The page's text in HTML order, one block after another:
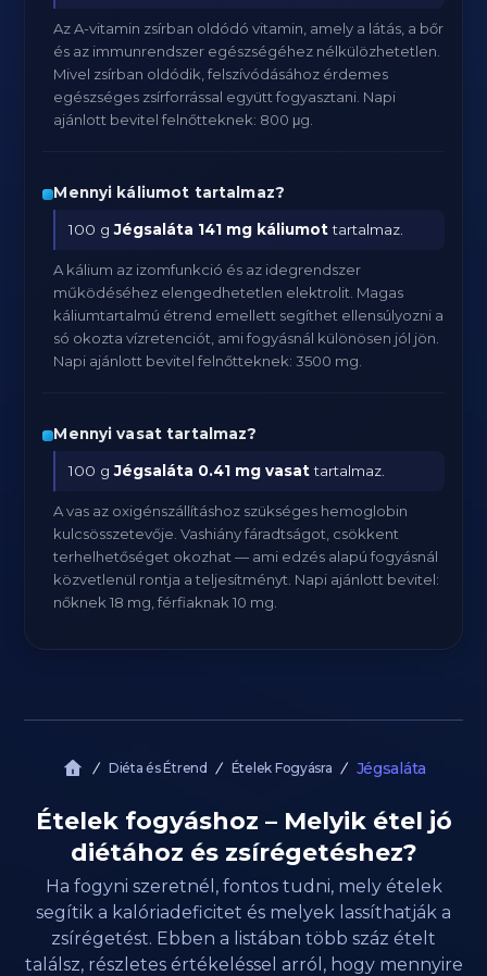
Az A-vitamin zsírban oldódó vitamin, amely a látás, a bőr
és az immunrendszer egészségéhez nélkülözhetetlen.
Mivel zsírban oldódik, felszívódásához érdemes
egészséges zsírforrással együtt fogyasztani. Napi
ajánlott bevitel felnőtteknek: 800 μg.
Mennyi káliumot tartalmaz?
100 gJégsaláta 141 mg káliumottartalmaz.
A kálium az izomfunkció és az idegrendszer
működéséhez elengedhetetlen elektrolit. Magas
káliumtartalmú étrend emellett segíthet ellensúlyozni a
só okozta vízretenciót, ami fogyásnál különösen jól jön.
Napi ajánlott bevitel felnőtteknek: 3500 mg.
Mennyi vasat tartalmaz?
100 gJégsaláta 0.41 mg vasattartalmaz.
A vas az oxigénszállításhoz szükséges hemoglobin
kulcsösszetevője. Vashiány fáradtságot, csökkent
terhelhetőséget okozhat — ami edzés alapú fogyásnál
közvetlenül rontja a teljesítményt. Napi ajánlott bevitel:
nőknek 18 mg, férfiaknak 10 mg.
Diéta és Étrend Ételek Fogyásra Jégsaláta
Ételek fogyáshoz – Melyik étel jó
diétához és zsírégetéshez?
Ha fogyni szeretnél, fontos tudni, mely ételek
segítik a kalóriadeficitet és melyek lassíthatják a
zsírégetést. Ebben a listában több száz ételt
találsz, részletes értékeléssel arról, hogy mennyire